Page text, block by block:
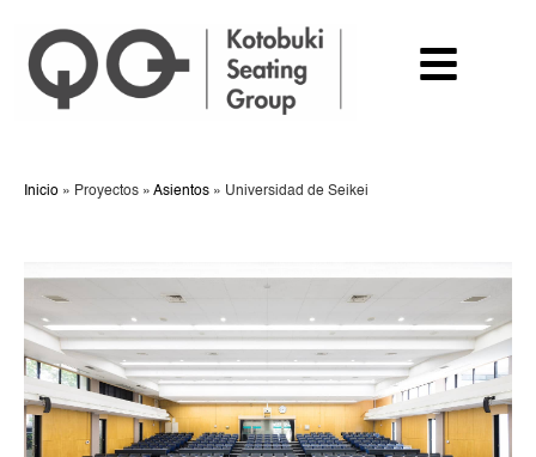
Inicio » Proyectos » Asientos » Universidad de Seikei